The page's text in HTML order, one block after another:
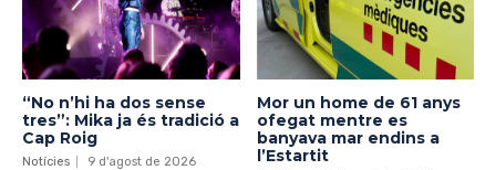
“No n’hi ha dos sense
tres”: Mika ja és tradició a
Cap Roig
Notícies 9 d'agost de 2026
Mor un home de 61 anys
ofegat mentre es
banyava mar endins a
l’Estartit